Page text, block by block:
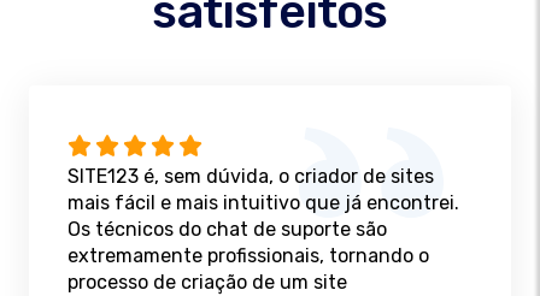
satisfeitos
SITE123 é, sem dúvida, o criador de sites
mais fácil e mais intuitivo que já encontrei.
Os técnicos do chat de suporte são
extremamente profissionais, tornando o
processo de criação de um site